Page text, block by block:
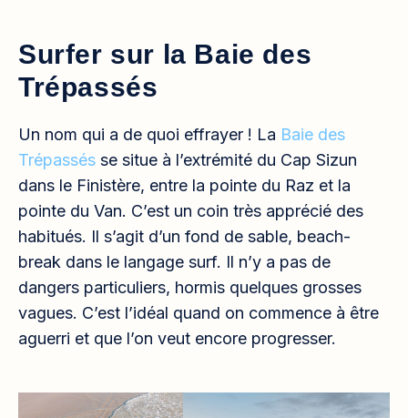
Surfer sur la Baie des
Trépassés
Un nom qui a de quoi effrayer ! La Baie des
Trépassés se situe à l’extrémité du Cap Sizun
dans le Finistère, entre la pointe du Raz et la
pointe du Van. C’est un coin très apprécié des
habitués. Il s’agit d’un fond de sable, beach-
break dans le langage surf. Il n’y a pas de
dangers particuliers, hormis quelques grosses
vagues. C’est l’idéal quand on commence à être
aguerri et que l’on veut encore progresser.